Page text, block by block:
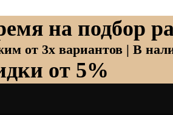
на подбор
от 3х вариантов | В
от 5%
Charleston